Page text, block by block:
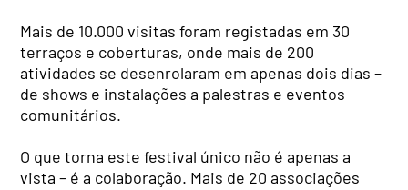
Mais de 10.000 visitas foram registadas em 30
terraços e coberturas, onde mais de 200
atividades se desenrolaram em apenas dois dias –
de shows e instalações a palestras e eventos
comunitários.
O que torna este festival único não é apenas a
vista – é a colaboração. Mais de 20 associações